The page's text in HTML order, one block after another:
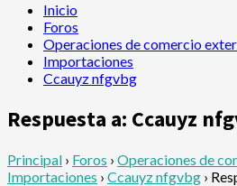
Inicio
Foros
Operaciones de comercio
Importaciones
Ccauyz nfgvbg
Respuesta a: Ccauyz
Principal › Foros › Operaciones de
Importaciones › Ccauyz nfgvbg ›